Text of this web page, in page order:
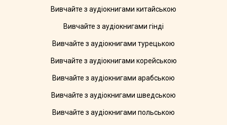
Вивчайте з аудіокнигами китайською
Вивчайте з аудіокнигами гінді
Вивчайте з аудіокнигами турецькою
Вивчайте з аудіокнигами корейською
Вивчайте з аудіокнигами арабською
Вивчайте з аудіокнигами шведською
Вивчайте з аудіокнигами польською